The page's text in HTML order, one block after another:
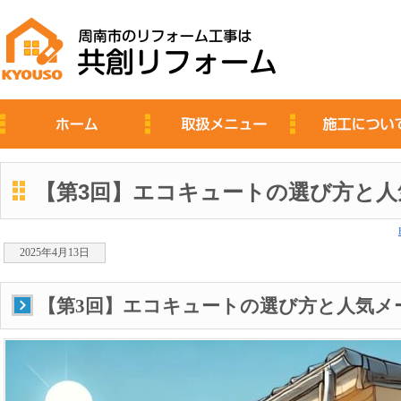
【第3回】エコキュートの選び方と
2025年4月13日
【第3回】エコキュートの選び方と人気メ